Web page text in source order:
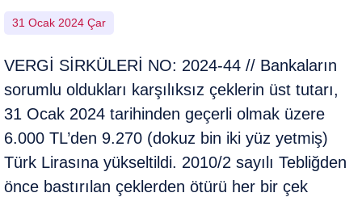
31 Ocak 2024 Çar
VERGİ SİRKÜLERİ NO: 2024-44 // Bankaların
sorumlu oldukları karşılıksız çeklerin üst tutarı,
31 Ocak 2024 tarihinden geçerli olmak üzere
6.000 TL’den 9.270 (dokuz bin iki yüz yetmiş)
Türk Lirasına yükseltildi. 2010/2 sayılı Tebliğden
önce bastırılan çeklerden ötürü her bir çek